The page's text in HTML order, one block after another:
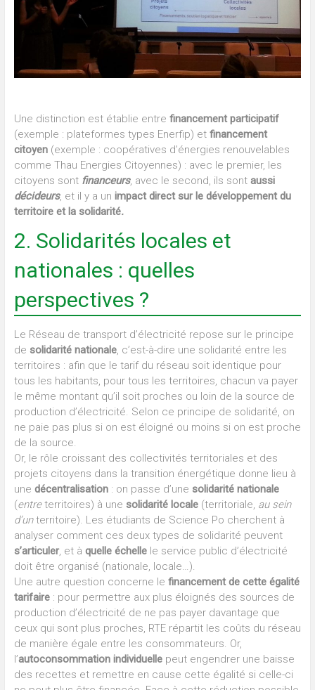
Une distinction est établie entre financement participatif
(exemple : plateformes types Enerfip) et financement
citoyen(exemple : coopératives d’énergies renouvelables
comme Thau Energies Citoyennes) : avec le premier, les
citoyens sont financeurs, avec le second, ils sont aussi
décideurs, et il y a un impact direct sur le développement du
territoire et la solidarité.
2. Solidarités locales et
nationales : quelles
perspectives ?
Le Réseau de transport d’électricité repose sur le principe
de solidarité nationale, c’est-à-dire une solidarité entre les
territoires : afin que le tarif du réseau soit identique pour
tous les habitants, pour tous les territoires, chacun va payer
le même montant qu’il soit proches ou loin de la source de
production d’électricité. Selon ce principe de solidarité, on
ne paie pas plus si on est éloigné ou moins si on est proche
de la source.
Or, le rôle croissant des collectivités territoriales et des
projets citoyens dans la transition énergétique donne lieu à
une décentralisation: on passe d’une solidarité nationale
(entreterritoires) à une solidarité locale(territoriale, au sein
d’unterritoire). Les étudiants de Science Po cherchent à
analyser comment ces deux types de solidarité peuvent
s’articuler, et à quelle échellele service public d’électricité
doit être organisé (nationale, locale…).
Une autre question concerne le financement de cette égalité
tarifaire: pour permettre aux plus éloignés des sources de
production d’électricité de ne pas payer davantage que
ceux qui sont plus proches, RTE répartit les coûts du réseau
de manière égale entre les consommateurs. Or,
l’autoconsommation individuellepeut engendrer une baisse
des recettes et remettre en cause cette égalité si celle-ci